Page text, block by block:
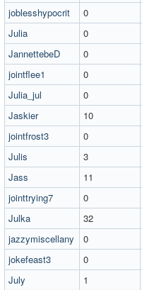
joblesshypocrit
0
Julia
0
JannettebeD
0
jointflee1
0
Julia_jul
0
Jaskier
10
jointfrost3
0
Julis
3
Jass
11
jointtrying7
0
Julka
32
jazzymiscellany
0
jokefeast3
0
July
1